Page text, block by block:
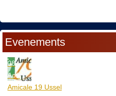
Evenements
08
Aoû
Amicale 19 Ussel